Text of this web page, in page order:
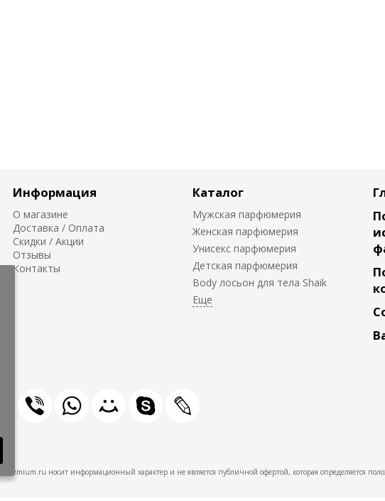
Информация
О магазине
Доставка / Оплата
Скидки / Акции
Отзывы
Контакты
Каталог
Мужская парфюмерия
Женская парфюмерия
Унисекс парфюмерия
Детская парфюмерия
Body лосьон для тела Shaik
Premium.ru носит информационный характер и не является публичной офертой, которая определяется